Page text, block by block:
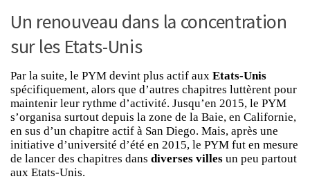
Un renouveau dans la concentration
sur les Etats-Unis
Par la suite, le PYM devint plus actif aux Etats-Unis
spécifiquement, alors que d’autres chapitres luttèrent pour
maintenir leur rythme d’activité. Jusqu’en 2015, le PYM
s’organisa surtout depuis la zone de la Baie, en Californie,
en sus d’un chapitre actif à San Diego. Mais, après une
initiative d’université d’été en 2015, le PYM fut en mesure
de lancer des chapitres dans diverses villes un peu partout
aux Etats-Unis.